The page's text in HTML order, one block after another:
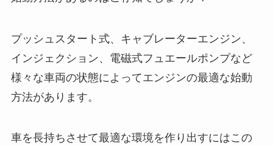
プッシュスタート式、キャブレーターエンジン、
インジェクション、電磁式フュエールポンプなど
様々な車両の状態によってエンジンの最適な始動
方法があります。
車を長持ちさせて最適な環境を作り出すにはこの